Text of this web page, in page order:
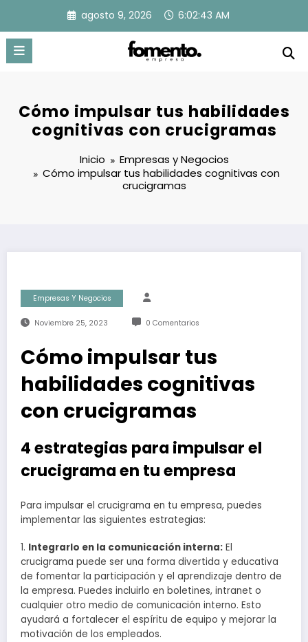
contenido
agosto 9, 2026 6:02:44 AM
Cómo impulsar tus habilidades
cognitivas con crucigramas
Inicio
Empresas y Negocios
Cómo impulsar tus habilidades cognitivas con
crucigramas
Empresas Y Negocios
Noviembre 25, 2023 0 Comentarios
Cómo impulsar tus
habilidades cognitivas
con crucigramas
4 estrategias para impulsar el
crucigrama en tu empresa
Para impulsar el crucigrama en tu empresa, puedes
implementar las siguientes estrategias:
1. Integrarlo en la comunicación interna: El
crucigrama puede ser una forma divertida y educativa
de fomentar la participación y el aprendizaje dentro de
la empresa. Puedes incluirlo en boletines, intranet o
cualquier otro medio de comunicación interno. Esto
ayudará a fortalecer el espíritu de equipo y mejorar la
motivación de los empleados.